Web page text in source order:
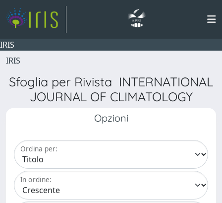
IRIS
IRIS
Sfoglia per Rivista INTERNATIONAL
JOURNAL OF CLIMATOLOGY
Opzioni
Ordina per:
In ordine: